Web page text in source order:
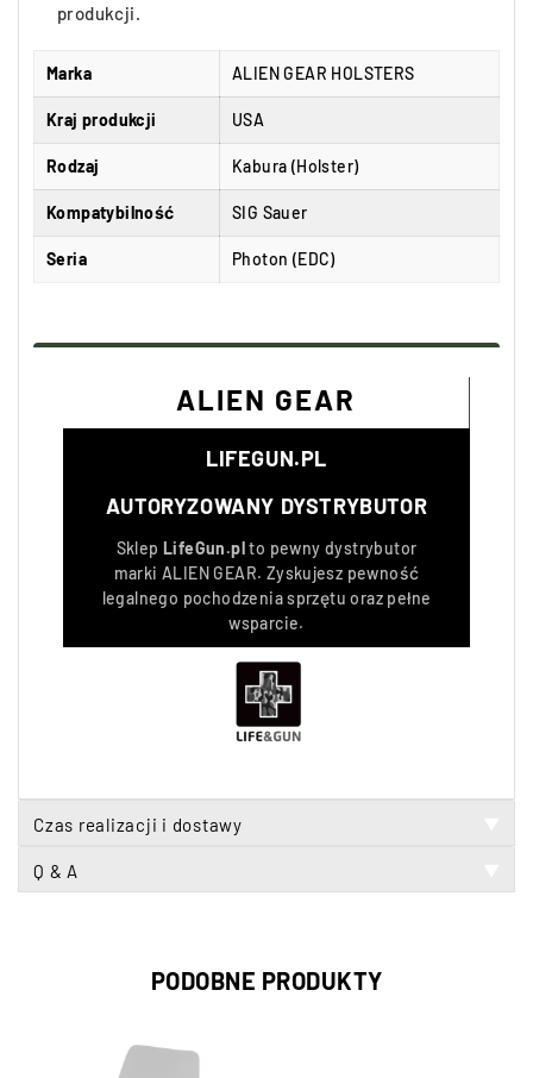
produkcji.
Marka ALIEN GEAR HOLSTERS
Kraj produkcji USA
Rodzaj Kabura (Holster)
Kompatybilność SIG Sauer
Seria Photon (EDC)
ALIEN GEAR
LIFEGUN.PL
AUTORYZOWANY DYSTRYBUTOR
Sklep LifeGun.plto pewny dystrybutor
marki ALIEN GEAR. Zyskujesz pewność
legalnego pochodzenia sprzętu oraz pełne
wsparcie.
Czas realizacji i dostawy
Q & A
PODOBNE PRODUKTY